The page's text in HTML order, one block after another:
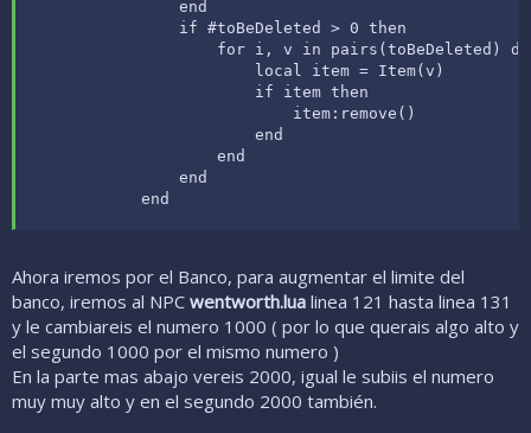
                end
                if #toBeDeleted > 0 then
                    for i, v in pairs(toBeDeleted) do
                        local item = Item(v)
                        if item then
                            item:remove()
                        end
                    end
                end
            end
Ahora iremos por el Banco, para augmentar el limite del
banco, iremos al NPC wentworth.lua linea 121 hasta linea 131
y le cambiareis el numero 1000 ( por lo que querais algo alto y
el segundo 1000 por el mismo numero )
En la parte mas abajo vereis 2000, igual le subiis el numero
muy muy alto y en el segundo 2000 también.